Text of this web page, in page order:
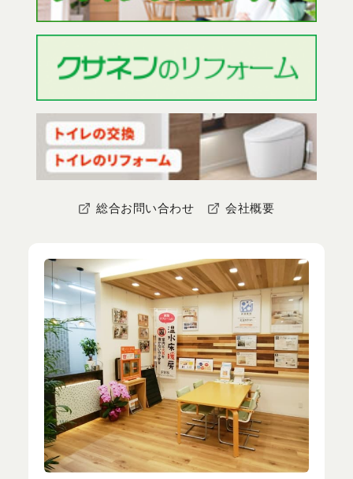
総合お問い合わせ 会社概要